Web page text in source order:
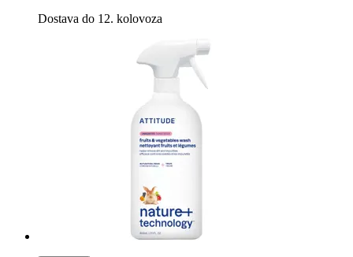
Dostava do 12. kolovoza